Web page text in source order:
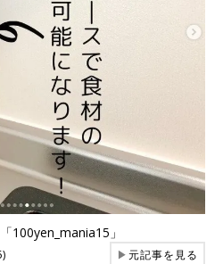
100yen_mania15」
▶元記事を見る